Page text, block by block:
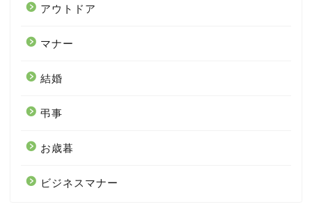
アウトドア
マナー
結婚
弔事
お歳暮
ビジネスマナー